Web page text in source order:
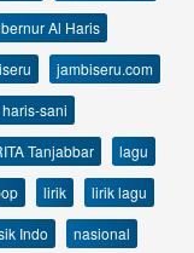
Al Haris
jambiseru.com
sani
Tanjabbar
lagu
lirik
lirik lagu
Indo
nasional